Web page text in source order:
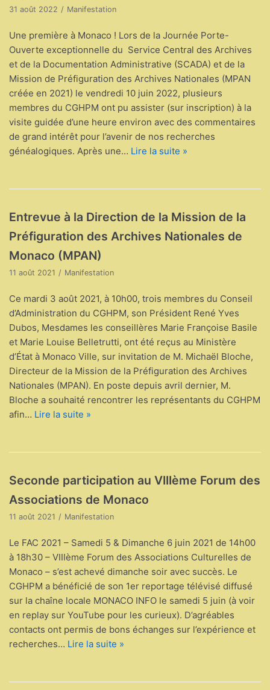
31 août 2022 Manifestation
Une première à Monaco ! Lors de la Journée Porte-
Ouverte exceptionnelle du Service Central des Archives
et de la Documentation Administrative (SCADA) et de la
Mission de Préfiguration des Archives Nationales (MPAN
créée en 2021) le vendredi 10 juin 2022, plusieurs
membres du CGHPM ont pu assister (sur inscription) à la
visite guidée d’une heure environ avec des commentaires
de grand intérêt pour l’avenir de nos recherches
généalogiques. Après une… Lire la suite »
Entrevue à la Direction de la Mission de la
Préfiguration des Archives Nationales de
Monaco (MPAN)
11 août 2021 Manifestation
Ce mardi 3 août 2021, à 10h00, trois membres du Conseil
d’Administration du CGHPM, son Président René Yves
Dubos, Mesdames les conseillères Marie Françoise Basile
et Marie Louise Belletrutti, ont été reçus au Ministère
d’État à Monaco Ville, sur invitation de M. Michaël Bloche,
Directeur de la Mission de la Préfiguration des Archives
Nationales (MPAN). En poste depuis avril dernier, M.
Bloche a souhaité rencontrer les représentants du CGHPM
afin… Lire la suite »
Seconde participation au VIIIème Forum des
Associations de Monaco
11 août 2021 Manifestation
Le FAC 2021 – Samedi 5 & Dimanche 6 juin 2021 de 14h00
à 18h30 – VIIIème Forum des Associations Culturelles de
Monaco – s’est achevé dimanche soir avec succès. Le
CGHPM a bénéficié de son 1er reportage télévisé diffusé
sur la chaîne locale MONACO INFO le samedi 5 juin (à voir
en replay sur YouTube pour les curieux). D’agréables
contacts ont permis de bons échanges sur l’expérience et
recherches… Lire la suite »